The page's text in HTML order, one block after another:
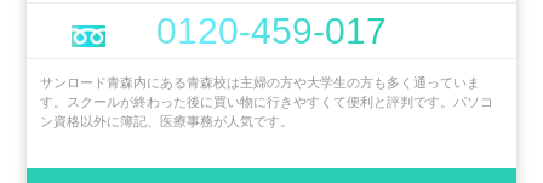
0120-459-017
サンロード青森内にある青森校は主婦の方や大学生の方も多く通っていま
す。スクールが終わった後に買い物に行きやすくて便利と評判です。パソコ
ン資格以外に簿記、医療事務が人気です。